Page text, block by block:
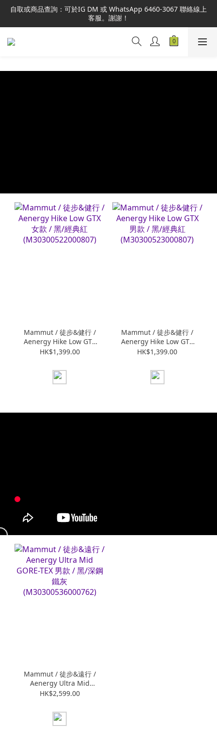
本網站為港澳地區指定總代理官方直營，全店商品均為正品正貨，
並享售後服務，敬請安心選購。
客服。謝謝！
本網站為港澳地區指定總代理官方直營，全店商品均為正品正貨，
並享售後服務，敬請安心選購。
Mammut / 徒步&健行 /
Aenergy Hike Low GTX
女款 / 黑/經典紅
HK$1,399.00
Mammut / 徒步&健行 /
Aenergy Hike Low GTX
男款 / 黑/經典紅
HK$1,399.00
Mammut / 徒步&遠行 /
Aenergy Ultra Mid
GORE-TEX 男款 / 黑/深
(M30300536000762)
HK$2,599.00